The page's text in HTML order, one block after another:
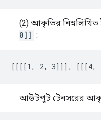
(2) আকৃতির
0]] :
[[[[1, 2, 3]]], [[[4,
আউটপুট টেনসরের